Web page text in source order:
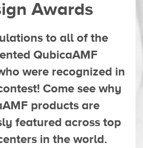
Awards
to all of the
QubicaAMF
were recognized in
Come see why
products are
featured across top
in the world.